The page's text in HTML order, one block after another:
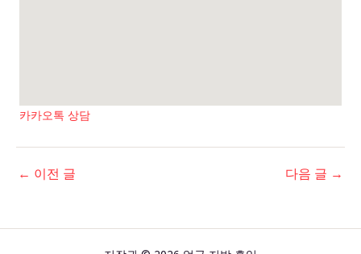
카카오톡 상담
← 이전 글 다음 글 →